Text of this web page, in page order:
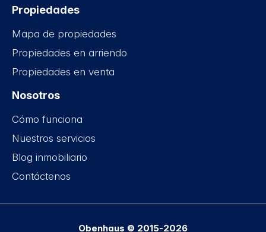
Propiedades
Mapa de propiedades
Propiedades en arriendo
Propiedades en venta
Nosotros
Cómo funciona
Nuestros servicios
Blog inmobiliario
Contáctenos
Obenhaus © 2015-2026